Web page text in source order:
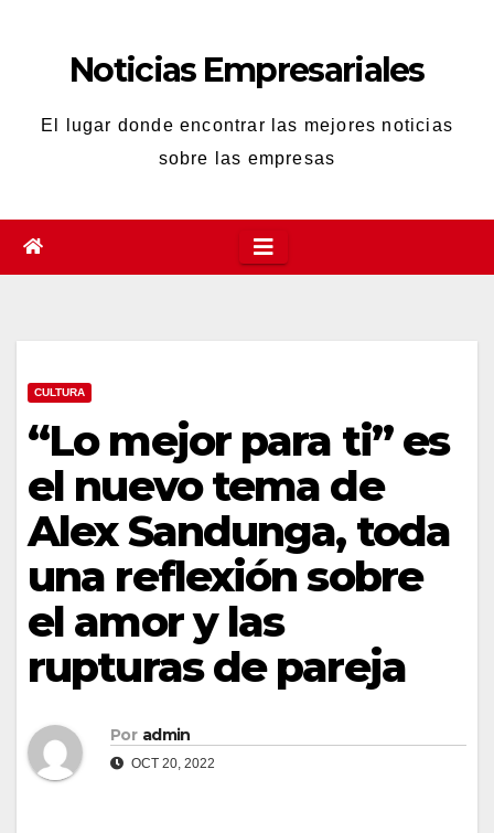
contenidoNoticias Empresariales
El lugar donde encontrar las mejores noticias
sobre las empresas
CULTURA
“Lo mejor para ti” es
el nuevo tema de
Alex Sandunga, toda
una reflexión sobre
el amor y las
rupturas de pareja
Por admin
OCT 20, 2022